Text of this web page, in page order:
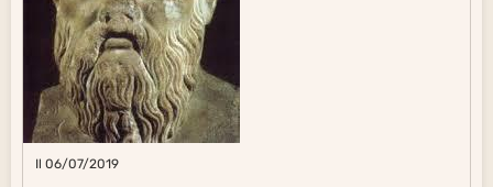
Il 06/07/2019